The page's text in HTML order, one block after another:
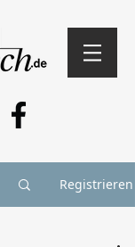
Registrieren